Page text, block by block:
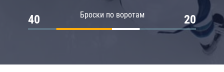
Броски по воротам
40 20